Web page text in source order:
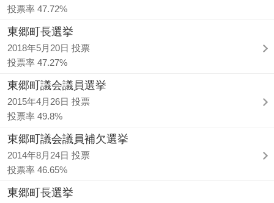
投票率 47.72%
東郷町長選挙
2018年5月20日 投票
投票率 47.27%
東郷町議会議員選挙
2015年4月26日 投票
投票率 49.8%
東郷町議会議員補欠選挙
2014年8月24日 投票
投票率 46.65%
東郷町長選挙